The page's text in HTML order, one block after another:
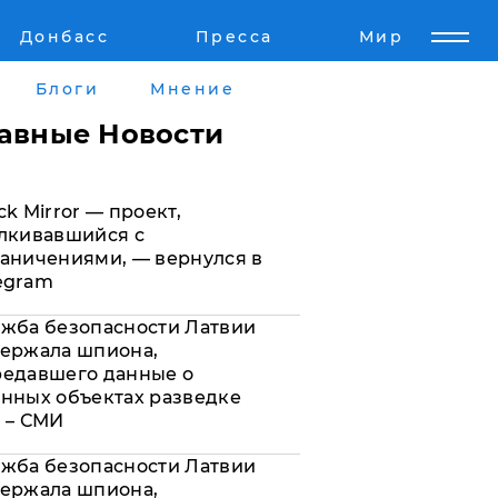
Донбасс Пресса Мир
Пресс-релизы
Блоги Мнение
Новости
Mirror — проект,
с
— вернулся в
безопасности Латвии
шпиона,
данные о
объектах разведке
– СМИ
безопасности Латвии
шпиона,